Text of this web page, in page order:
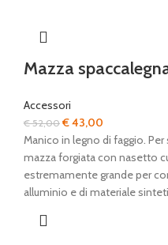
Mazza
Accessori
€52,00Il
prezzo
originale
era:
€ 52,00.
€43,00
prezzo
attuale
è:
€ 43,00.
Manico in legno di faggio.
mazza forgiata con nasetto
estremamente grande per
alluminio e di materiale